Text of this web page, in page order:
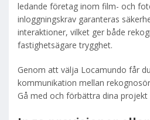
ledande företag inom film- och
inloggningskrav garanteras
interaktioner, vilket ger både
fastighetsägare trygghet.
Genom att välja Locamundo får
kommunikation mellan
Gå med och förbättra dina